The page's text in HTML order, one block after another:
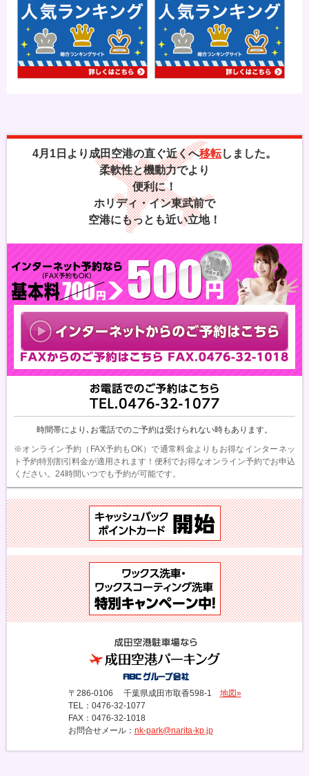
4月1日より成田空港の直ぐ近くへ移転しました。
柔軟性と機動力でより
便利に！
ホリディ・イン東武前で
空港にもっとも近い立地！
時間帯により､ お電話でのご予約は受けられない時もあります。
※オンライン予約（FAX予約もOK）で通常料金よりもお得なインターネッ
ト予約特別割引料金が適用されます！便利でお得なオンライン予約でお申込
ください。24時間いつでも予約が可能です。
〒286-0106 千葉県成田市取香598-1
地図»
TEL：0476-32-1077
FAX：0476-32-1018
お問合せメール： nk-park@narita-kp.jp